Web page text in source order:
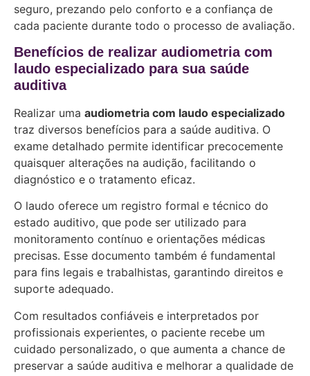
seguro, prezando pelo conforto e a confiança de
cada paciente durante todo o processo de avaliação.
Benefícios de realizar audiometria com
laudo especializado para sua saúde
auditiva
Realizar uma audiometria com laudo especializado
traz diversos benefícios para a saúde auditiva. O
exame detalhado permite identificar precocemente
quaisquer alterações na audição, facilitando o
diagnóstico e o tratamento eficaz.
O laudo oferece um registro formal e técnico do
estado auditivo, que pode ser utilizado para
monitoramento contínuo e orientações médicas
precisas. Esse documento também é fundamental
para fins legais e trabalhistas, garantindo direitos e
suporte adequado.
Com resultados confiáveis e interpretados por
profissionais experientes, o paciente recebe um
cuidado personalizado, o que aumenta a chance de
preservar a saúde auditiva e melhorar a qualidade de